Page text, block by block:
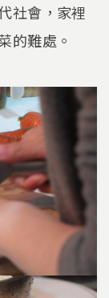
社會，家裡
的難處。